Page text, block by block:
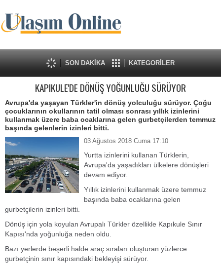
SON DAKİKA KATEGORİLER
KAPIKULE'DE DÖNÜŞ YOĞUNLUĞU SÜRÜYOR
Avrupa'da yaşayan Türkler'in dönüş yolculuğu sürüyor. Çoğu
çocuklarının okullarının tatil olması sonrası yıllık izinlerini
kullanmak üzere baba ocaklarına gelen gurbetçilerden temmuz
başında gelenlerin izinleri bitti.
03 Ağustos 2018 Cuma 17:10
Yurtta izinlerini kullanan Türklerin,
Avrupa'da yaşadıkları ülkelere dönüşleri
devam ediyor.
Yıllık izinlerini kullanmak üzere temmuz
başında baba ocaklarına gelen
gurbetçilerin izinleri bitti.
Dönüş için yola koyulan Avrupalı Türkler özellikle Kapıkule Sınır
Kapısı'nda yoğunluğa neden oldu.
Bazı yerlerde beşerli halde araç sıraları oluşturan yüzlerce
gurbetçinin sınır kapısındaki bekleyişi sürüyor.